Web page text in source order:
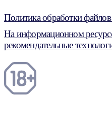
Политика обработки
На информационном
рекомендательные